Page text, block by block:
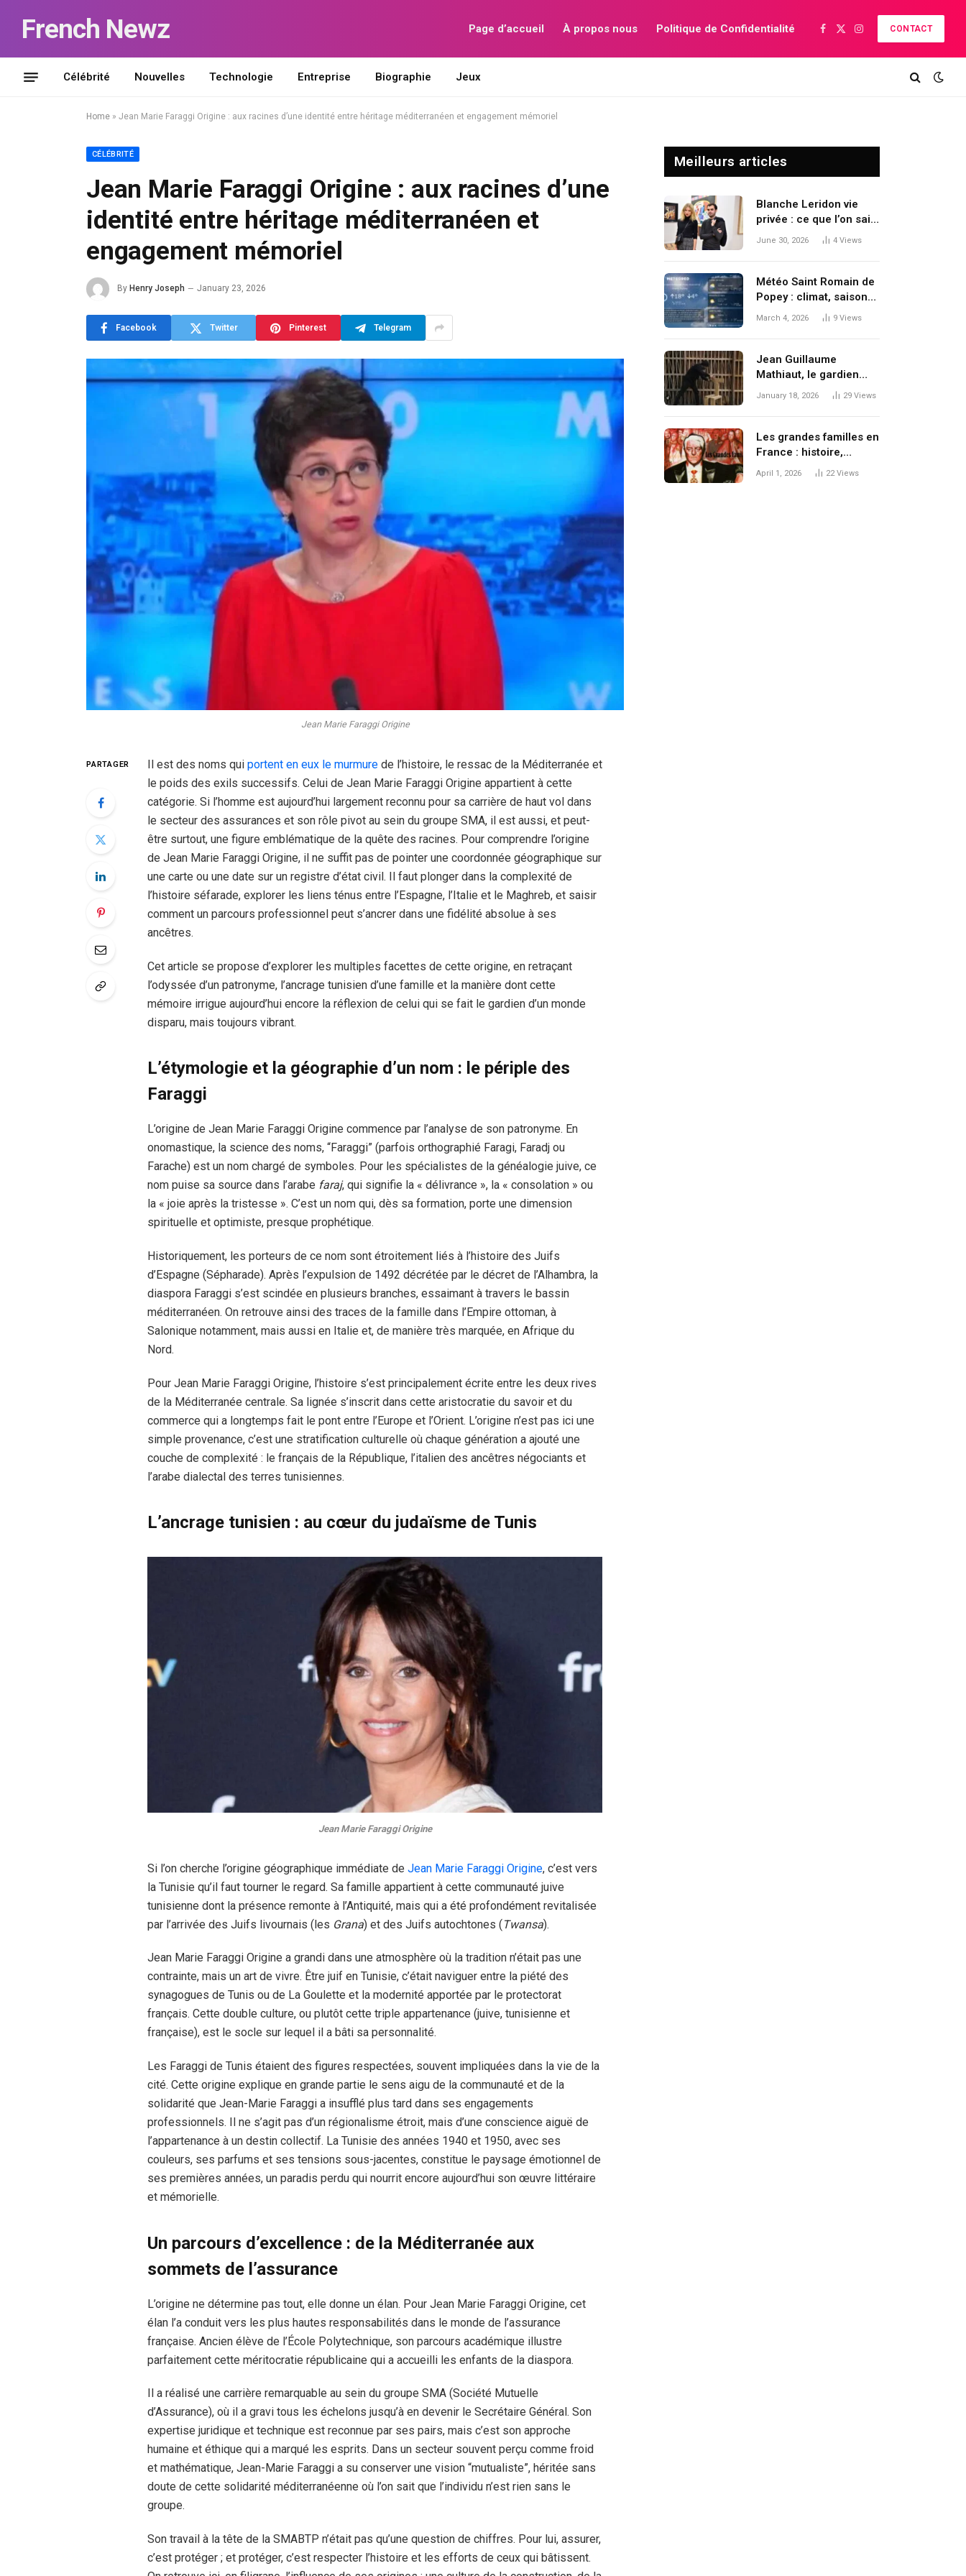
French Newz Page d’accueil À propos nous Politique de Confidentialité Facebook
X
Instagram
CONTACT
Célébrité Nouvelles Technologie Entreprise Biographie Jeux
Home » Jean Marie Faraggi Origine : aux racines d’une identité entre héritage méditerranéen et engagement mémoriel
CÉLÉBRITÉ
Jean Marie Faraggi Origine : aux racines d’une
identité entre héritage méditerranéen et
engagement mémoriel
By Henry Joseph January 23, 2026
Facebook Twitter Pinterest Telegram
Jean Marie Faraggi Origine
PARTAGER Il est des noms qui portent en eux le murmurede l’histoire, le ressac de la Méditerranée et
le poids des exils successifs. Celui de Jean Marie Faraggi Origine appartient à cette
catégorie. Si l’homme est aujourd’hui largement reconnu pour sa carrière de haut vol dans
le secteur des assurances et son rôle pivot au sein du groupe SMA, il est aussi, et peut-
être surtout, une figure emblématique de la quête des racines. Pour comprendre l’origine
de Jean Marie Faraggi Origine, il ne suffit pas de pointer une coordonnée géographique sur
une carte ou une date sur un registre d’état civil. Il faut plonger dans la complexité de
l’histoire séfarade, explorer les liens ténus entre l’Espagne, l’Italie et le Maghreb, et saisir
comment un parcours professionnel peut s’ancrer dans une fidélité absolue à ses
ancêtres.
Cet article se propose d’explorer les multiples facettes de cette origine, en retraçant
l’odyssée d’un patronyme, l’ancrage tunisien d’une famille et la manière dont cette
mémoire irrigue aujourd’hui encore la réflexion de celui qui se fait le gardien d’un monde
disparu, mais toujours vibrant.
L’étymologie et la géographie d’un nom : le périple des
Faraggi
L’origine de Jean Marie Faraggi Origine commence par l’analyse de son patronyme. En
onomastique, la science des noms, “Faraggi” (parfois orthographié Faragi, Faradj ou
Farache) est un nom chargé de symboles. Pour les spécialistes de la généalogie juive, ce
nom puise sa source dans l’arabe faraj, qui signifie la « délivrance », la « consolation » ou
la « joie après la tristesse ». C’est un nom qui, dès sa formation, porte une dimension
spirituelle et optimiste, presque prophétique.
Historiquement, les porteurs de ce nom sont étroitement liés à l’histoire des Juifs
d’Espagne (Sépharade). Après l’expulsion de 1492 décrétée par le décret de l’Alhambra, la
diaspora Faraggi s’est scindée en plusieurs branches, essaimant à travers le bassin
méditerranéen. On retrouve ainsi des traces de la famille dans l’Empire ottoman, à
Salonique notamment, mais aussi en Italie et, de manière très marquée, en Afrique du
Nord.
Pour Jean Marie Faraggi Origine, l’histoire s’est principalement écrite entre les deux rives
de la Méditerranée centrale. Sa lignée s’inscrit dans cette aristocratie du savoir et du
commerce qui a longtemps fait le pont entre l’Europe et l’Orient. L’origine n’est pas ici une
simple provenance, c’est une stratification culturelle où chaque génération a ajouté une
couche de complexité : le français de la République, l’italien des ancêtres négociants et
l’arabe dialectal des terres tunisiennes.
L’ancrage tunisien : au cœur du judaïsme de Tunis
Jean Marie Faraggi Origine
Si l’on cherche l’origine géographique immédiate de Jean Marie Faraggi Origine, c’est vers
la Tunisie qu’il faut tourner le regard. Sa famille appartient à cette communauté juive
tunisienne dont la présence remonte à l’Antiquité, mais qui a été profondément revitalisée
par l’arrivée des Juifs livournais (les Grana) et des Juifs autochtones (Twansa).
Jean Marie Faraggi Origine a grandi dans une atmosphère où la tradition n’était pas une
contrainte, mais un art de vivre. Être juif en Tunisie, c’était naviguer entre la piété des
synagogues de Tunis ou de La Goulette et la modernité apportée par le protectorat
français. Cette double culture, ou plutôt cette triple appartenance (juive, tunisienne et
française), est le socle sur lequel il a bâti sa personnalité.
Les Faraggi de Tunis étaient des figures respectées, souvent impliquées dans la vie de la
cité. Cette origine explique en grande partie le sens aigu de la communauté et de la
solidarité que Jean-Marie Faraggi a insufflé plus tard dans ses engagements
professionnels. Il ne s’agit pas d’un régionalisme étroit, mais d’une conscience aiguë de
l’appartenance à un destin collectif. La Tunisie des années 1940 et 1950, avec ses
couleurs, ses parfums et ses tensions sous-jacentes, constitue le paysage émotionnel de
ses premières années, un paradis perdu qui nourrit encore aujourd’hui son œuvre littéraire
et mémorielle.
Un parcours d’excellence : de la Méditerranée aux
sommets de l’assurance
L’origine ne détermine pas tout, elle donne un élan. Pour Jean Marie Faraggi Origine, cet
élan l’a conduit vers les plus hautes responsabilités dans le monde de l’assurance
française. Ancien élève de l’École Polytechnique, son parcours académique illustre
parfaitement cette méritocratie républicaine qui a accueilli les enfants de la diaspora.
Il a réalisé une carrière remarquable au sein du groupe SMA (Société Mutuelle
d’Assurance), où il a gravi tous les échelons jusqu’à en devenir le Secrétaire Général. Son
expertise juridique et technique est reconnue par ses pairs, mais c’est son approche
humaine et éthique qui a marqué les esprits. Dans un secteur souvent perçu comme froid
et mathématique, Jean-Marie Faraggi a su conserver une vision “mutualiste”, héritée sans
doute de cette solidarité méditerranéenne où l’on sait que l’individu n’est rien sans le
groupe.
Son travail à la tête de la SMABTP n’était pas qu’une question de chiffres. Pour lui, assurer,
c’est protéger ; et protéger, c’est respecter l’histoire et les efforts de ceux qui bâtissent.
Meilleurs articles
Blanche Leridon vie
privée : ce que l’on sait
de son parcours et de
June 30, 2026 4 Views
Météo Saint Romain de
Popey : climat, saisons
et prévisions détaillées
March 4, 2026 9 Views
Jean Guillaume
Mathiaut, le gardien
silencieux de l’âme
January 18, 2026 29 Views
Les grandes familles en
France : histoire,
influence et
April 1, 2026 22Views